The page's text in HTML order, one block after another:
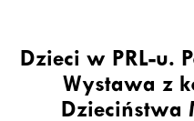
Dzieci w PRL-u.
Wystawa z
Dzieciństwa